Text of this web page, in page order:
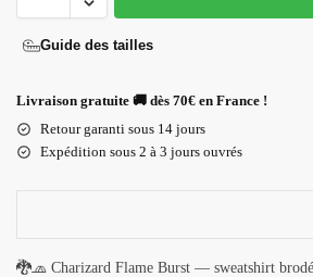
Guide des tailles
Livraison gratuite 🚚 dès 70€ en France !
Retour garanti sous 14 jours
Expédition sous 2 à 3 jours ouvrés
🐉🧢 Charizard Flame Burst — sweatshirt